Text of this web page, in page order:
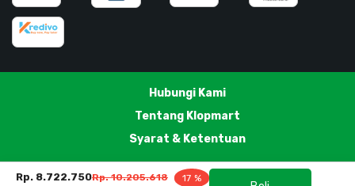
Rp. 8.722.750Rp. 10.205.618 17 %
Hubungi Kami
Tentang Klopmart
Syarat & Ketentuan